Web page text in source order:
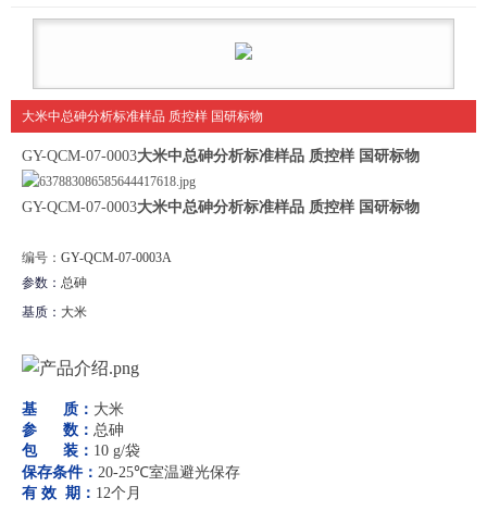
大米中总砷分析标准样品 质控样 国研标物
GY-QCM-07-0003大米中总砷分析标准样品 质控样 国研标物
GY-QCM-07-0003大米中总砷分析标准样品 质控样 国研标物
编号： GY-QCM-07-0003A
参数： 总砷
基质： 大米
基 质： 大米
参 数： 总砷
包 装： 10 g/袋
保存条件： 20-25℃室温避光保存
有 效 期： 12个月